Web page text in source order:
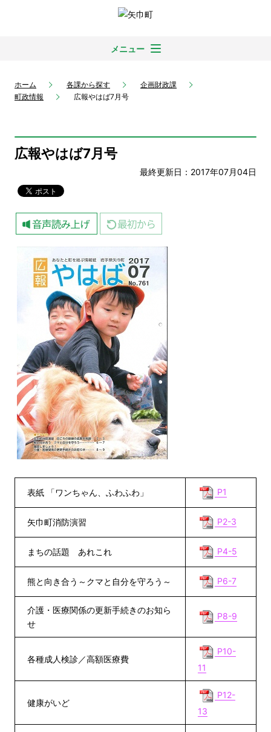
メニュー
ホーム 各課から探す
企画財政課
町政情報
広報やはば7月号
広報やはば7月号
最終更新日：2017年07月04日
表紙 「ワンちゃん、ふわふわ」 P1
矢巾町消防演習 P2-3
まちの話題 あれこれ P4-5
熊と向き合う～クマと自分を守ろう～ P6-7
介護・医療関係の更新手続きのお知ら
せ
P8-9
各種成人検診／高額医療費
P10-
11
健康がいど
P12-
13